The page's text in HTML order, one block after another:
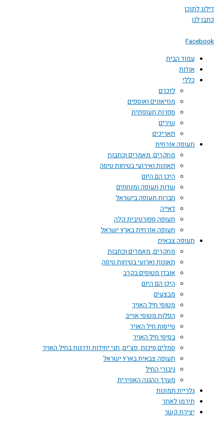
לתוכן
לנו
עמוד הבית
אודות
כללי
לזכרם
מוזיאונים ואוספים
ספרות תעופתית
שירים
תאריכים
תעופה אזרחית
מחקרים, מאמרים וכתבות
תאונות ואירועי בטיחות טיסה
היכן הם היום
שדות תעופה ומנחתים
חברות תעופה בישראל
דאייה
תעופה ספורטיבית קלה
תעופה אזרחית בארץ ישראל
תעופה צבאית
מחקרים, מאמרים וכתבות
תאונות וארועי בטיחות טיסה
אובדן מטוסים בקרב
היכן הם היום
מבצעים
מטוסי חיל האויר
הפלות מטוסי אוייב
טייסות חיל האויר
בסיסי חיל האויר
סמלים,סיכות, פצ'ים, תגי יחידות ודרגות בחיל האויר
תעופה צבאית בארץ ישראל
גיבורי החיל
מערך ההגנה האווירית
גלריית תמונות
תירמו לאתר
יצירת קשר